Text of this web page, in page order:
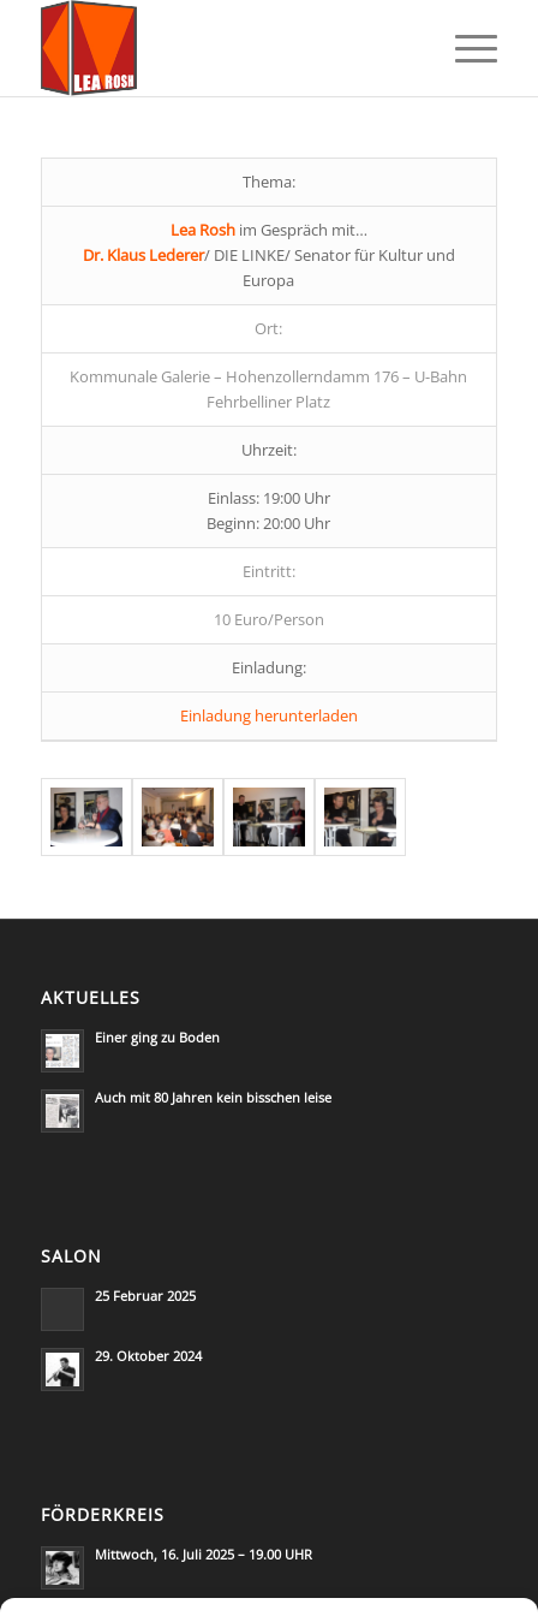
Thema:
Lea Roshim Gespräch mit…
Dr. Klaus Lederer/ DIE LINKE/ Senator für Kultur und
Europa
Ort:
Kommunale Galerie – Hohenzollerndamm 176 – U-Bahn
Fehrbelliner Platz
Uhrzeit:
Einlass: 19:00 Uhr
Beginn: 20:00 Uhr
Eintritt:
10 Euro/Person
Einladung:
Einladung herunterladen
AKTUELLES
Einer ging zu Boden
Auch mit 80 Jahren kein bisschen leise
SALON
25 Februar 2025
29. Oktober 2024
FÖRDERKREIS
Mittwoch, 16. Juli 2025 – 19.00 UHR